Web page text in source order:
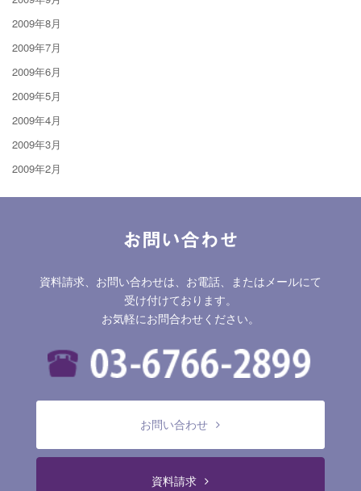
2009年8月
2009年7月
2009年6月
2009年5月
2009年4月
2009年3月
2009年2月
お問い合わせ
資料請求、お問い合わせは、お電話、またはメールにて
受け付けております。
お気軽にお問合わせください。
お問い合わせ
資料請求